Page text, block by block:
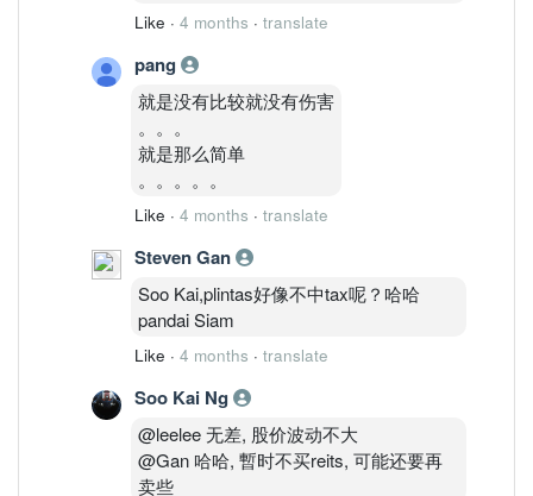
Like · 4 months · translate
pang
就是没有比较就没有伤害
。。。
就是那么简单
。。。。。
Like · 4 months · translate
Steven Gan
Soo Kai,plintas好像不中tax呢？哈哈
pandai Siam
Like · 4 months · translate
Soo Kai Ng
@leelee 无差, 股价波动不大
@Gan 哈哈, 暫时不买reits, 可能还要再
卖些